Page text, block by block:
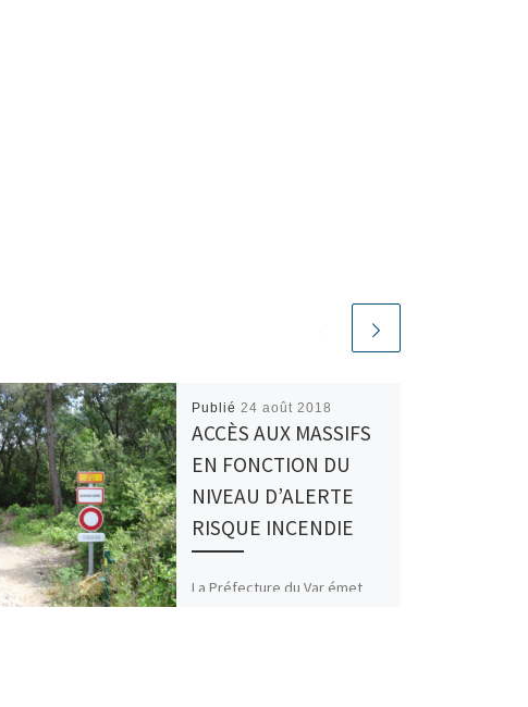
Publié 24 août 2018
ACCÈS AUX MASSIFS
EN FONCTION DU
NIVEAU D’ALERTE
RISQUE INCENDIE
La Préfecture du Var émet